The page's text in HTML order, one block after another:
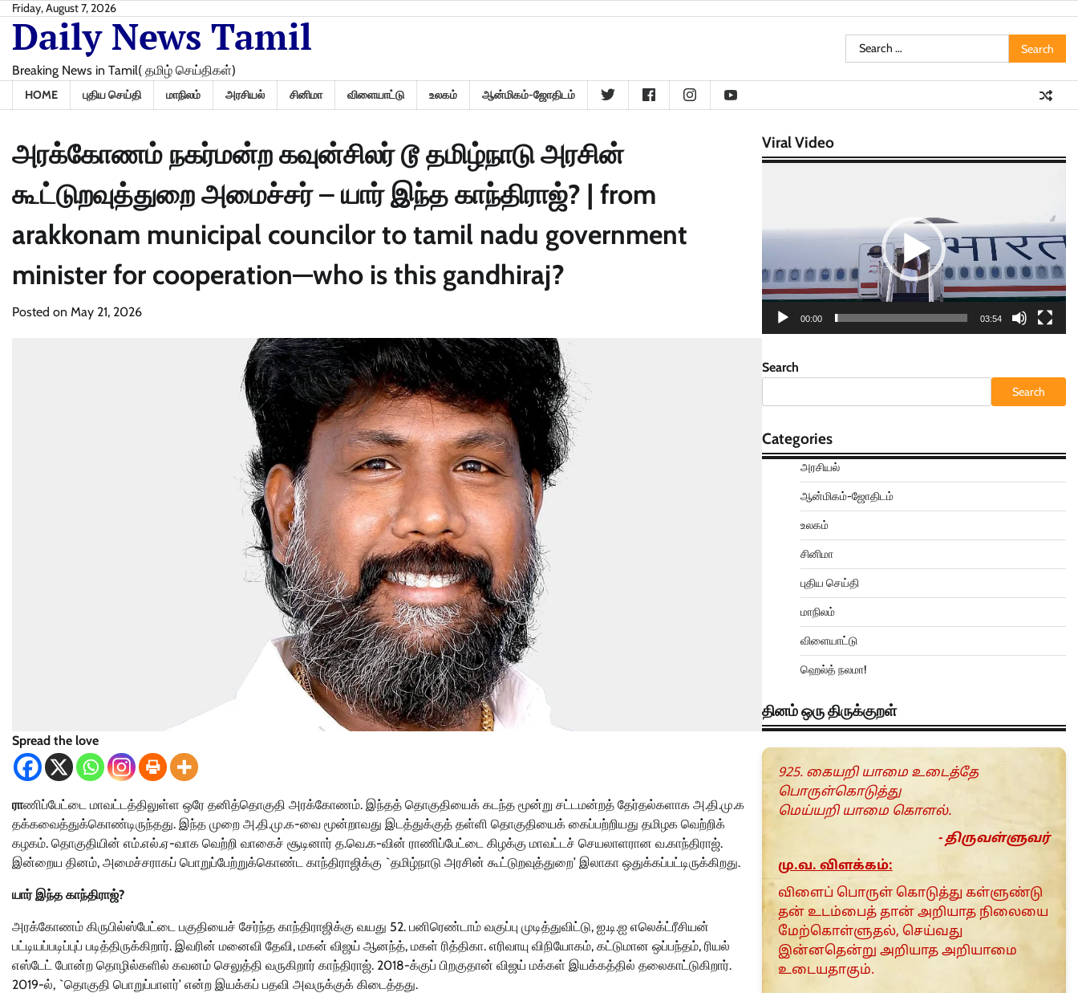
Skip
content
Friday, August 7, 2026
Daily News Tamil
Breaking News in Tamil( தமிழ் செய்திகள்)
Search
for:
HOME புதிய செய்தி மாநிலம் அரசியல் சினிமா விளையாட்டு உலகம் ஆன்மிகம்-ஜோதிடம்
அரக்கோணம் நகர்மன்ற கவுன்சிலர் டூ தமிழ்நாடு அரசின்
கூட்டுறவுத்துறை அமைச்சர் – யார் இந்த காந்திராஜ்? | from
arakkonam municipal councilor to tamil nadu government
minister for cooperation—who is this gandhiraj?
Posted on May 21, 2026
Spread the love
ராணிப்பேட்டை மாவட்டத்திலுள்ள ஒரே தனித்தொகுதி அரக்கோணம். இந்தத் தொகுதியைக் கடந்த மூன்று சட்டமன்றத் தேர்தல்களாக அ.தி.மு.க
தக்கவைத்துக்கொண்டிருந்தது. இந்த முறை அ.தி.மு.க-வை மூன்றாவது இடத்துக்குத் தள்ளி தொகுதியைக் கைப்பற்றியது தமிழக வெற்றிக்
கழகம். தொகுதியின் எம்.எல்.ஏ-வாக வெற்றி வாகைச் சூடினார் த.வெ.க-வின் ராணிப்பேட்டை கிழக்கு மாவட்டச் செயலாளரான வ.காந்திராஜ்.
இன்றைய தினம், அமைச்சராகப் பொறுப்பேற்றுக்கொண்ட காந்திராஜிக்கு `தமிழ்நாடு அரசின் கூட்டுறவுத்துறை’ இலாகா ஒதுக்கப்பட்டிருக்கிறது.
யார் இந்த காந்திராஜ்?
அரக்கோணம் கிருபில்ஸ்பேட்டை பகுதியைச் சேர்ந்த காந்திராஜிக்கு வயது 52. பனிரெண்டாம் வகுப்பு முடித்துவிட்டு, ஐ.டி.ஐ எலெக்ட்ரீசியன்
பட்டியப்படிப்புப் படித்திருக்கிறார். இவரின் மனைவி தேவி, மகன் விஜய் ஆனந்த், மகள் ரித்திகா. எரிவாயு விநியோகம், கட்டுமான ஒப்பந்தம், ரியல்
எஸ்டேட் போன்ற தொழில்களில் கவனம் செலுத்தி வருகிறார் காந்திராஜ். 2018-க்குப் பிறகுதான் விஜய் மக்கள் இயக்கத்தில் தலைகாட்டுகிறார்.
2019-ல், `தொகுதி பொறுப்பாளர்’ என்ற இயக்கப் பதவி அவருக்குக் கிடைத்தது.
Viral Video
00:00 03:54
Search
Search
Categories
அரசியல்
ஆன்மிகம்-ஜோதிடம்
உலகம்
சினிமா
புதிய செய்தி
மாநிலம்
விளையாட்டு
ஹெல்த் நலமா!
தினம் ஒரு திருக்குறள்
925. கையறி யாமை உடைத்தே
பொருள்கொடுத்து
மெய்யறி யாமை கொளல்.
- திருவள்ளுவர்
மு.வ. விளக்கம்:
விளைப் பொருள் கொடுத்து கள்ளுண்டு
தன் உடம்பைத் தான் அறியாத நிலையை
மேற்கொள்ளுதல், செய்வது
இன்னதென்று அறியாத அறியாமை
உடையதாகும்.